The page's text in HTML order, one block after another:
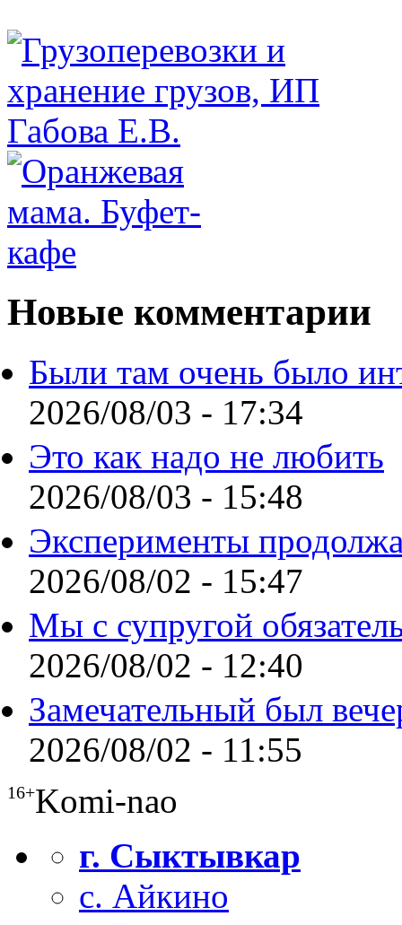
Новые комментарии
Были там очень было
2026/08/03 - 17:34
Это как надо не любить
2026/08/03 - 15:48
Эксперименты
2026/08/02 - 15:47
Мы с супругой
2026/08/02 - 12:40
Замечательный был
2026/08/02 - 11:55
16+Komi-nao
г. Сыктывкар
с. Айкино